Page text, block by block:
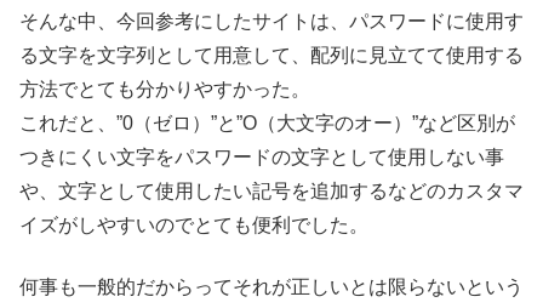
そんな中、今回参考にしたサイトは、パスワードに使用す
る文字を文字列として用意して、配列に見立てて使用する
方法でとても分かりやすかった。
これだと、”0（ゼロ）”と”O（大文字のオー）”など区別が
つきにくい文字をパスワードの文字として使用しない事
や、文字として使用したい記号を追加するなどのカスタマ
イズがしやすいのでとても便利でした。
何事も一般的だからってそれが正しいとは限らないという